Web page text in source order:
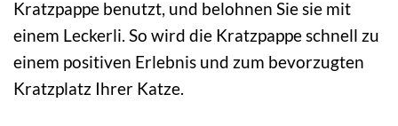
Kratzpappe benutzt, und belohnen Sie sie mit
einem Leckerli. So wird die Kratzpappe schnell zu
einem positiven Erlebnis und zum bevorzugten
Kratzplatz Ihrer Katze.